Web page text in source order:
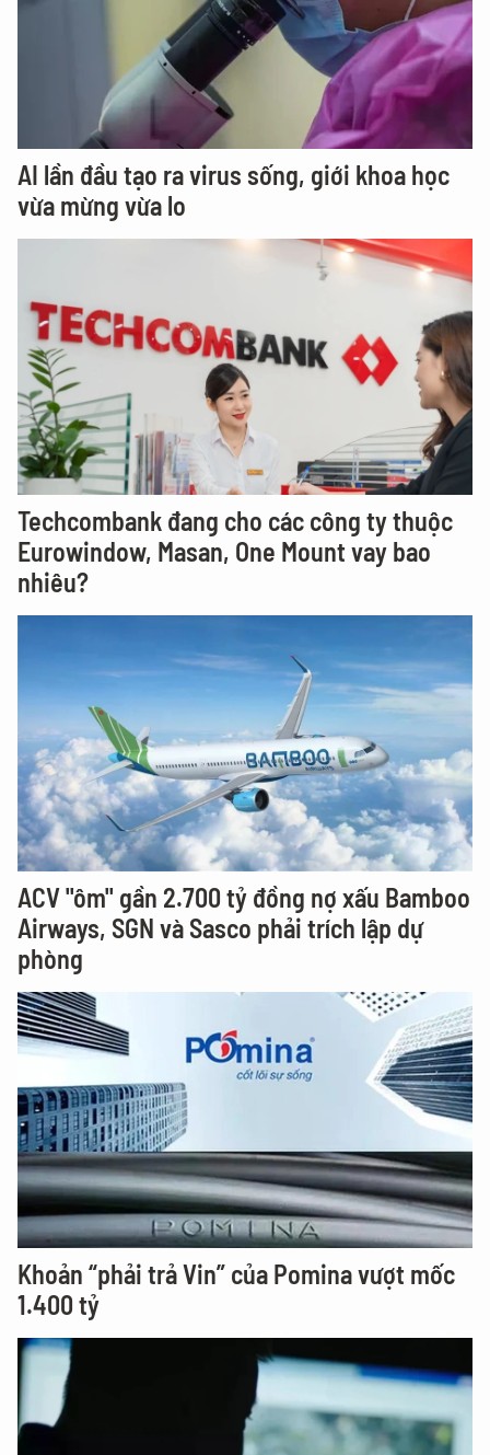
AI lần đầu tạo ra virus sống, giới khoa học
vừa mừng vừa lo
Techcombank đang cho các công ty thuộc
Eurowindow, Masan, One Mount vay bao
nhiêu?
ACV "ôm" gần 2.700 tỷ đồng nợ xấu Bamboo
Airways, SGN và Sasco phải trích lập dự
phòng
Khoản “phải trả Vin” của Pomina vượt mốc
1.400 tỷ